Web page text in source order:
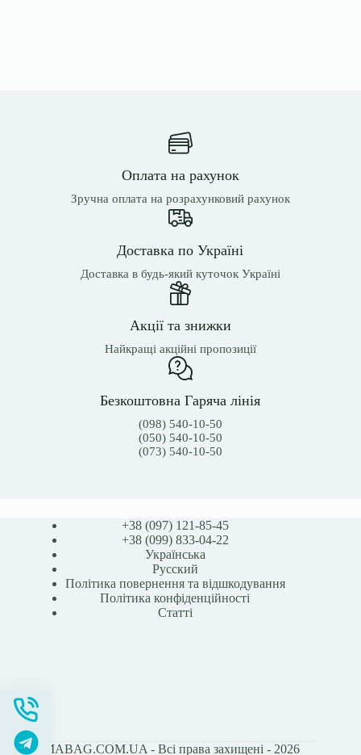
Оплата на рахунок
Зручна оплата на розрахунковий рахунок
Доставка по Україні
Доставка в будь-який куточок Україні
Акції та знижки
Найкращі акційні пропозиції
Безкоштовна Гаряча лінія
(098) 540-10-50
(050) 540-10-50
(073) 540-10-50
+38 (097) 121-85-45
+38 (099) 833-04-22
Українська
Русский
Політика повернення та відшкодування
Політика конфіденційності
Статті
STOMABAG.COM.UA - Всі права захищені - 2026